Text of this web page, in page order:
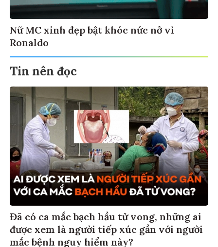
Nữ MC xinh đẹp bật khóc nức nở vì
Ronaldo
Tin nên đọc
Đã có ca mắc bạch hầu tử vong, những ai
được xem là người tiếp xúc gần với người
mắc bệnh nguy hiểm này?